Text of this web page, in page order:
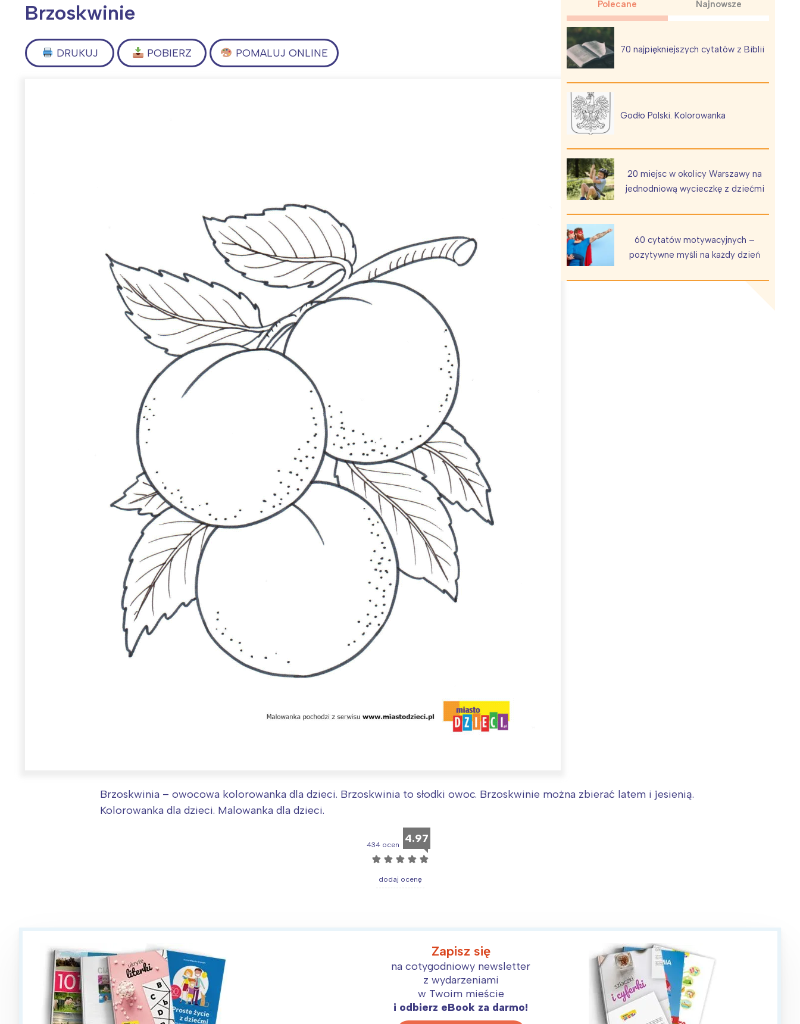
Brzoskwinie
DRUKUJ POBIERZ POMALUJ ONLINE
Polecane Najnowsze
70 najpiękniejszych cytatów z Biblii
Godło Polski. Kolorowanka
20 miejsc w okolicy Warszawy na
jednodniową wycieczkę z dziećmi
60 cytatów motywacyjnych –
pozytywne myśli na każdy dzień
Brzoskwinia – owocowa kolorowanka dla dzieci. Brzoskwinia to słodki owoc. Brzoskwinie można zbierać latem i jesienią.
Kolorowanka dla dzieci. Malowanka dla dzieci.
434 ocen 4.97
☆ ☆ ☆ ☆ ☆
dodaj ocenę
Zapisz się
na cotygodniowy newsletter
z wydarzeniami
w Twoim mieście
i odbierz eBook za darmo!
Interesują mnie wydarzenia z tego regionu:
Łódź
Trójmiasto
Kraków
Północ
Wszystkie
Wybieram